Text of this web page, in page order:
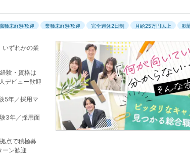
種未経験歓迎 業種未経験歓迎 完全週休2日制 月給25万円以上 転
いずれかの業
験・資格は
デビュー歓迎
5年／採用マ
3年／採用面
点で積極募
ン歓迎